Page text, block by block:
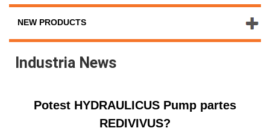
NEW PRODUCTS
Industria News
Potest HYDRAULICUS Pump partes
REDIVIVUS?